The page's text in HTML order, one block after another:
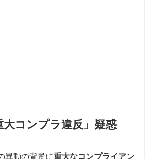
大コンプラ違反」疑惑
異動の背景に重大なコンプライアン